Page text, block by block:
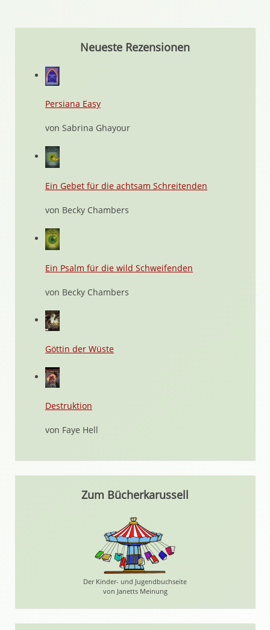
Neueste Rezensionen
Persiana Easy
von Sabrina Ghayour
Ein Gebet für die achtsam Schreitenden
von Becky Chambers
Ein Psalm für die wild Schweifenden
von Becky Chambers
Göttin der Wüste
Destruktion
von Faye Hell
Zum Bücherkarussell
Der Kinder- und Jugendbuchseite
von Janetts Meinung